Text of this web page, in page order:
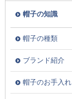
帽子の知識
帽子の種類
ブランド紹介
帽子のお手入れ